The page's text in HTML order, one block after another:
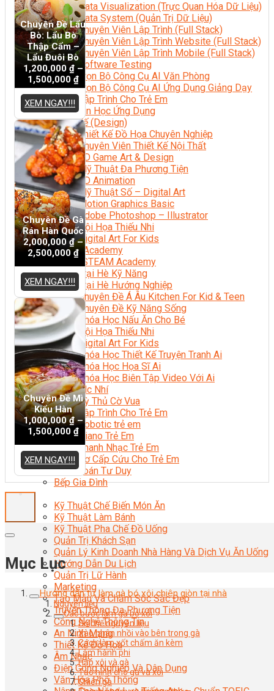
Data Visualization (Trực Quan Hóa Dữ Liệu)
Data System (Quản Trị Dữ Liệu)
Chuyên Viên Lập Trình (Full Stack)
Chuyên Viên Lập Trình Website (Full Stack)
Chuyên Viên Lập Trình Mobile (Full Stack)
Software Testing
Trọn Bộ Công Cụ AI Văn Phòng
Trọn Bộ Công Cụ AI Ứng Dụng Giảng Dạy
Lập Trình Cho Trẻ Em
Tin Học Ứng Dụng
Thiết Kế (Design)
Thiết Kế Đồ Họa Chuyên Nghiệp
Chuyên Viên Thiết Kế Nội Thất
3D Game Art & Design
Mỹ Thuật Đa Phương Tiện
3D Animation
Mỹ Thuật Số – Digital Art
Motion Graphics Basic
Adobe Photoshop – Illustrator
Hội Họa Thiếu Nhi
Digital Art For Kids
Venus Academy
Sunny STEAM Academy
Trại Hè Kỹ Năng
Trại Hè Hướng Nghiệp
Chuyên Đề Á Âu Kitchen For Kid & Teen
Chuyên Đề Kỹ Năng Sống
Khóa Học Nấu Ăn Cho Bé
Hội Họa Thiếu Nhi
Digital Art For Kids
Khóa Học Thiết Kế Truyện Tranh Ai
Khóa Học Họa Sĩ Ai
Khóa Học Biên Tập Video Với Ai
Mc Nhí
Kỳ Thủ Cờ Vua
Lập Trình Cho Trẻ Em
Robotic trẻ em
Piano Trẻ Em
Thanh Nhạc Trẻ Em
Sơ Cấp Cứu Cho Trẻ Em
Toán Tư Duy
Bếp Gia Đình
Trung Cấp CET
Kỹ Thuật Chế Biến Món Ăn
Kỹ Thuật Làm Bánh
Kỹ Thuật Pha Chế Đồ Uống
Quản Trị Khách Sạn
Quản Lý Kinh Doanh Nhà Hàng Và Dịch Vụ Ăn Uống
Hướng Dẫn Du Lịch
Quản Trị Lữ Hành
Marketing
Tạo Mẫu Và Chăm Sóc Sắc Đẹp
Truyền Thông Đa Phương Tiện
Công Nghệ Thông Tin
An Ninh Mạng
Thiết Kế Đồ Họa
Âm Nhạc
Điện Công Nghiệp Và Dân Dụng
Văn Hóa Phổ Thông
Chuyên Đề Lẩu
Bò: Lẩu Bò
Thập Cẩm –
Lẩu Đuôi Bò
1,200,000 ₫–
1,500,000 ₫
XEM NGAY!!!
Chuyên Đề Gà
Rán Hàn Quốc
2,000,000 ₫–
2,500,000 ₫
XEM NGAY!!!
Chuyên Đề Mì
Kiểu Hàn
1,000,000₫–
1,500,000 ₫
XEM NGAY!!!
Mục Lục
Hướng dẫn tự làm gà bó xôi chiên giòn tại nhà
Nguyên liệu
Các bước làm gà bó xôi
Sơ chế nguyên liệu
Xào nhân nhồi vào bên trong gà
Cách làm xốt chấm ăn kèm
Làm hành phi
Hấp xôi và gà
Tạo hình cho gà và xôi
Chiên gà